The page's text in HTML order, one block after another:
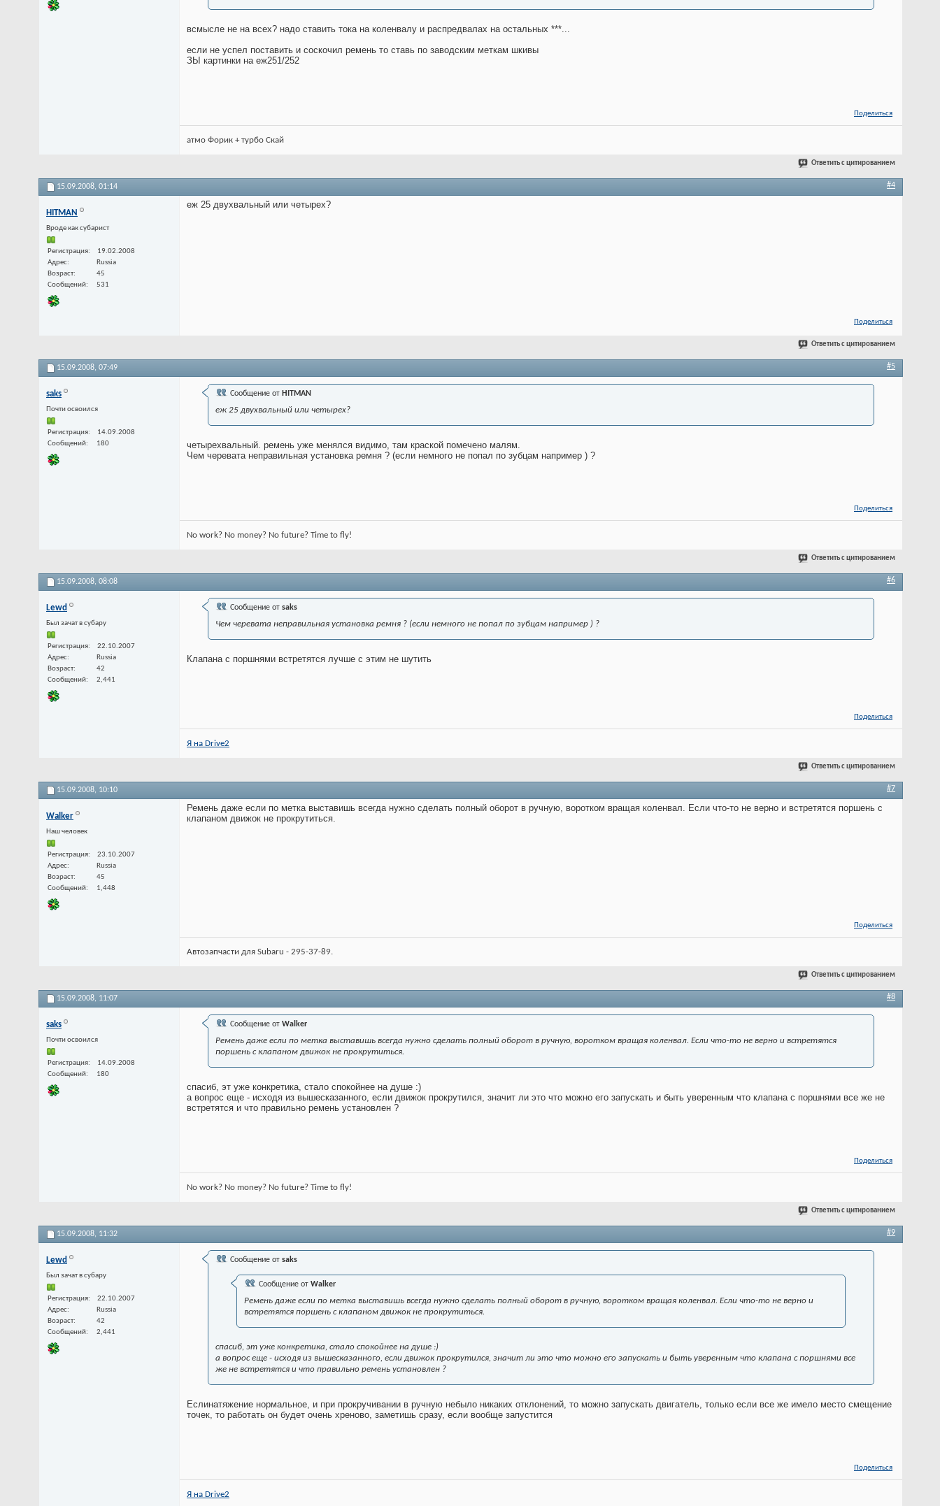
всмысле не на всех? надо ставить тока на коленвалу и распредвалах на остальных ***...
если не успел поставить и соскочил ремень то ставь по заводским меткам шкивы
ЗЫ картинки на еж251/252
Поделиться
атмо Форик + турбо Скай
Ответить с цитированием
15.09.2008, 01:14 #4
HITMAN
Вроде как субарист
Регистрация
19.02.2008
Адрес
Russia
Возраст
45
Сообщений
531
еж 25 двухвальный или четырех?
Поделиться
Ответить с цитированием
15.09.2008, 07:49 #5
saks
Почти освоился
Регистрация
14.09.2008
Сообщений
180
Сообщение от HITMAN
еж 25 двухвальный или четырех?
четырехвальный. ремень уже менялся видимо, там краской помечено малям.
Чем черевата неправильная установка ремня ? (если немного не попал по зубцам например ) ?
Поделиться
No work? No money? No future? Time to fly!
Ответить с цитированием
15.09.2008, 08:08 #6
Lewd
Был зачат в субару
Регистрация
22.10.2007
Адрес
Russia
Возраст
42
Сообщений
2,441
Сообщение от saks
Чем черевата неправильная установка ремня ? (если немного не попал по зубцам например ) ?
Клапана с поршнями встретятся лучше с этим не шутить
Поделиться
Я на Drive2
Ответить с цитированием
15.09.2008, 10:10 #7
Walker
Наш человек
Регистрация
23.10.2007
Адрес
Russia
Возраст
45
Сообщений
1,448
Ремень даже если по метка выставишь всегда нужно сделать полный оборот в ручную, воротком вращая коленвал. Если что-то не верно и встретятся поршень с
клапаном движок не прокрутиться.
Поделиться
Автозапчасти для Subaru - 295-37-89.
Ответить с цитированием
15.09.2008, 11:07 #8
saks
Почти освоился
Регистрация
14.09.2008
Сообщений
180
Сообщение от Walker
Ремень даже если по метка выставишь всегда нужно сделать полный оборот в ручную, воротком вращая коленвал. Если что-то не верно и встретятся
поршень с клапаном движок не прокрутиться.
спасиб, эт уже конкретика, стало спокойнее на душе :)
а вопрос еще - исходя из вышесказанного, если движок прокрутился, значит ли это что можно его запускать и быть уверенным что клапана с поршнями все же не
встретятся и что правильно ремень установлен ?
Поделиться
No work? No money? No future? Time to fly!
Ответить с цитированием
15.09.2008, 11:32 #9
Lewd
Был зачат в субару
Регистрация
22.10.2007
Адрес
Russia
Возраст
42
Сообщений
2,441
Сообщение от saks
Сообщение от Walker
Ремень даже если по метка выставишь всегда нужно сделать полный оборот в ручную, воротком вращая коленвал. Если что-то не верно и
встретятся поршень с клапаном движок не прокрутиться.
спасиб, эт уже конкретика, стало спокойнее на душе :)
а вопрос еще - исходя из вышесказанного, если движок прокрутился, значит ли это что можно его запускать и быть уверенным что клапана с поршнями все
же не встретятся и что правильно ремень установлен ?
Еслинатяжение нормальное, и при прокручивании в ручную небыло никаких отклонений, то можно запускать двигатель, только если все же имело место смещение
точек, то работать он будет очень хреново, заметишь сразу, если вообще запустится
Поделиться
Я на Drive2